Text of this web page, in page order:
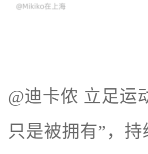
@迪卡侬 立足运
只是被拥有”，